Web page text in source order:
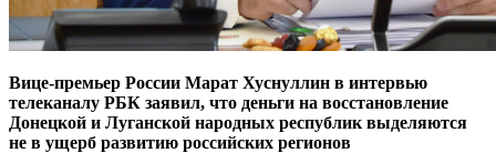
Вице-премьер России Марат Хуснуллин в интервью
телеканалу РБК заявил, что деньги на восстановление
Донецкой и Луганской народных республик выделяются
не в ущерб развитию российских регионов